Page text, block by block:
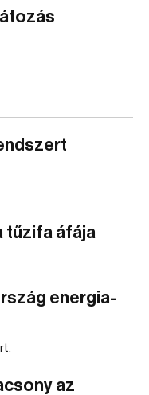
tűzifa áfája
energia-
az